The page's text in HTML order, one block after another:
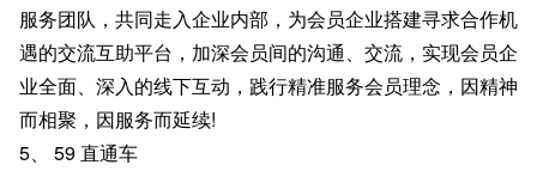
服务团队，共同走入企业内部，为会员企业搭建寻求合作机
遇的交流互助平台，加深会员间的沟通、交流，实现会员企
业全面、深入的线下互动，践行精准服务会员理念，因精神
而相聚，因服务而延续!
5、 59 直通车